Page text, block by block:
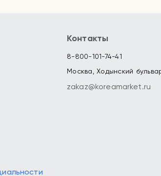
Контакты
8-800-101-74-41
Москва, Ходынский
zakaz@koreamarket.ru